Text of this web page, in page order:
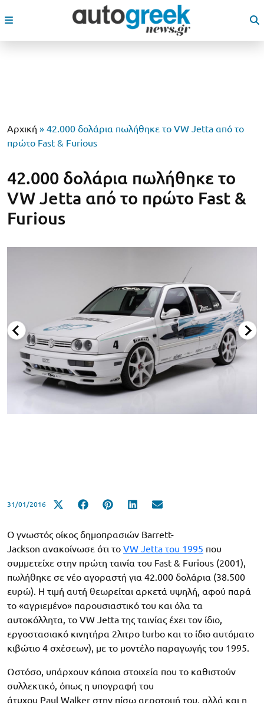
Αρχική » 42.000 δολάρια πωλήθηκε το VW Jetta από το
πρώτο Fast & Furious
42.000 δολάρια πωλήθηκε το
VW Jetta από το πρώτο Fast &
Furious
31/01/2016
Ο γνωστός οίκος δημοπρασιών Barrett-
Jackson ανακοίνωσε ότι το VW Jetta του 1995 που
συμμετείχε στην πρώτη ταινία του Fast & Furious (2001),
πωλήθηκε σε νέο αγοραστή για 42.000 δολάρια (38.500
ευρώ). Η τιμή αυτή θεωρείται αρκετά υψηλή, αφού παρά
το «αγριεμένο» παρουσιαστικό του και όλα τα
αυτοκόλλητα, το VW Jetta της ταινίας έχει τον ίδιο,
εργοστασιακό κινητήρα 2λιτρο turbo και το ίδιο αυτόματο
κιβώτιο 4 σχέσεων), με το μοντέλο παραγωγής του 1995.
Ωστόσο, υπάρχουν κάποια στοιχεία που το καθιστούν
συλλεκτικό, όπως η υπογραφή του
άτυχου Paul Walker στην πίσω αεροτομή του, αλλά και η